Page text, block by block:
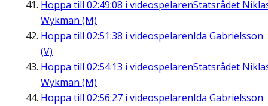
Hoppa till 02:49:08 i videospelarenStatsrådet
Wykman (M)
Hoppa till 02:51:38 i videospelarenIda Gabrielsson
(V)
Hoppa till 02:54:13 i videospelarenStatsrådet
Wykman (M)
Hoppa till 02:56:27 i videospelarenIda Gabrielsson